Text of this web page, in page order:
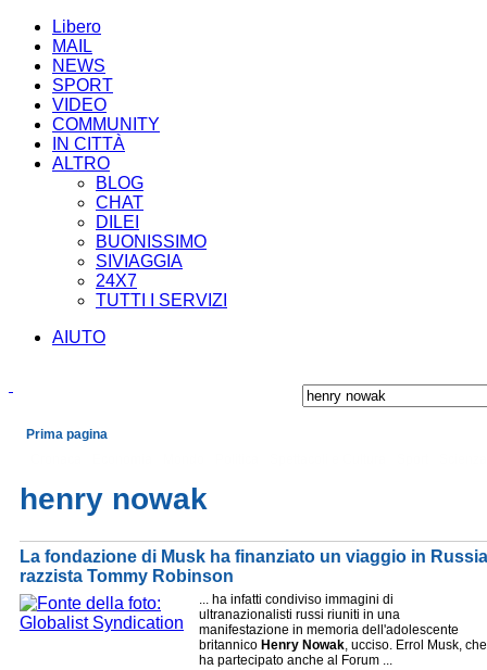
Libero
MAIL
NEWS
SPORT
VIDEO
COMMUNITY
IN CITTÀ
ALTRO
BLOG
CHAT
DILEI
BUONISSIMO
SIVIAGGIA
24X7
TUTTI I SERVIZI
AIUTO
Prima pagina
henry nowak
La fondazione di Musk ha finanziato un viaggio in
razzista Tommy Robinson
... ha infatti condiviso immagini di
ultranazionalisti russi riuniti in una
manifestazione in memoria dell'adolescente
britannico Henry Nowak, ucciso. Errol Musk, che
ha partecipato anche al Forum ...